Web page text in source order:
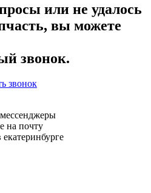
или не удалось
вы можете
звонок.
звонок
на почту